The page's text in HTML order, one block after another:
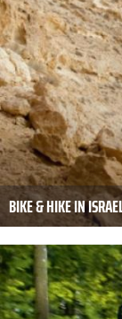
BIKE & HIKE IN